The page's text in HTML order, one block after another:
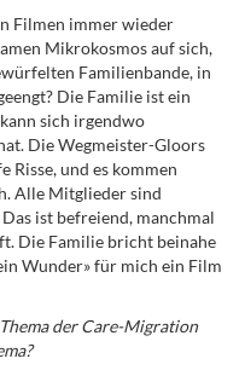
Filmen immer wieder
Mikrokosmos auf sich,
Familienbande, in
Die Familie ist ein
sich irgendwo
Die Wegmeister-Gloors
Risse, und es kommen
Alle Mitglieder sind
ist befreiend, manchmal
Die Familie bricht beinahe
Wunder» für mich ein Film
der Care-Migration